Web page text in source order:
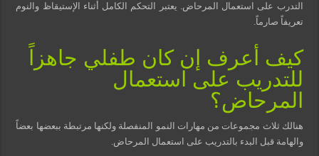
التدرب على استعمال المرحاض. يعتبر التحكم الكامل أثناء الإستيقاظ والنوم
تعريفاً صارماً.
كيف أعرف إن كان طفلي جاهزاً
للتدريب على استعمال
المرحاض؟
هنالك ثلاث مجموعات من مهارات النمو المنفصلة ولكنها مرتبطة ببعضها بعضاً
والهامة قبل البدء بالتدريب على استعمال المرحاض.